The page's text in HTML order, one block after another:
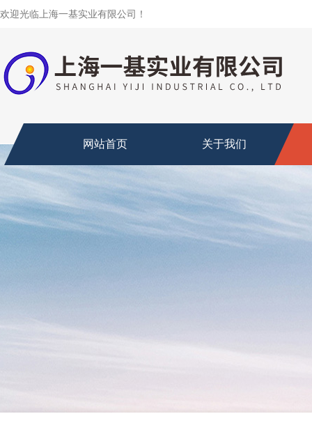
欢迎光临上海一基实业有限公司！
网站首页 关于我们